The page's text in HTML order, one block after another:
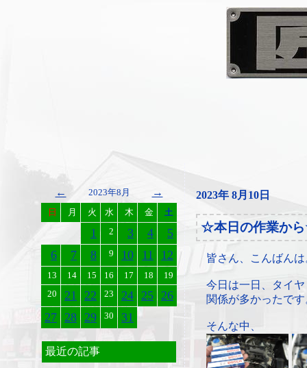
← 2023年8月 →
日 月 火 水 木 金 土
1 2 3 4
5
6
7 8 9 10 11 12
13 14 15 16 17 18
19
20
21 22 23 24 25 26
27 28 29 30 31
最近の記事
2023年 8月10日
☆本日の作業か
皆さん、こんばんは
今日は一日、タイ
関係が多かったです
そんな中、